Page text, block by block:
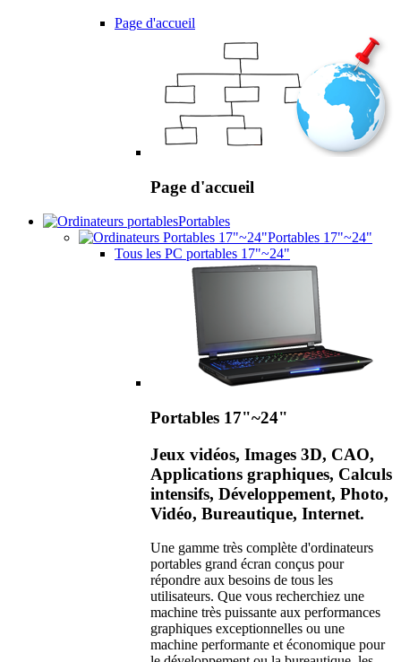
Page d'accueil
Page d'accueil
Portables
Portables 17"~24"
Tous les PC portables 17"~24"
Portables 17"~24"
Jeux vidéos, Images 3D, CAO,
Applications graphiques, Calculs
intensifs, Développement, Photo,
Vidéo, Bureautique, Internet.
Une gamme très complète d'ordinateurs
portables grand écran conçus pour
répondre aux besoins de tous les
utilisateurs. Que vous recherchiez une
machine très puissante aux performances
graphiques exceptionnelles ou une
machine performante et économique pour